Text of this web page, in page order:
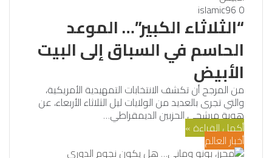
islamic 0
“الثلاثاء الكبير”… الموعد
الحاسم في السباق إلى البيت
الأبيض
من المرجح أن تكشف الانتخابات التمهيدية الأمريكية،
والتي تجرى بالعديد من الولايات ليل الثلاثاء الأربعاء، عن
هوية مرشحي الحزبين الديمقراطي…
أكمل القراءة »
أخبار العالم